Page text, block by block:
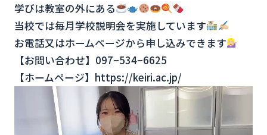
学びは教室の外にある
当校では毎月学校説明会を実施しています
お電話又はホームページから申し込みできます
【お問い合わせ】097−534−6625
【ホームページ】https://keiri.ac.jp/